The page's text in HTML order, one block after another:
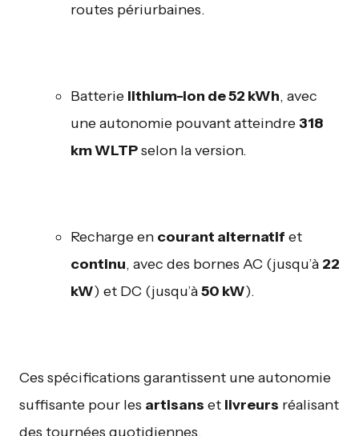
routes périurbaines.
Batterie lithium-ion de 52 kWh, avec
une autonomie pouvant atteindre318
km WLTPselon la version.
Recharge en courant alternatif et
continu, avec des bornes AC (jusqu’à 22
kW) et DC (jusqu’à50 kW).
Ces spécifications garantissent une autonomie
suffisante pour les artisans et livreurs réalisant
des tournées quotidiennes.